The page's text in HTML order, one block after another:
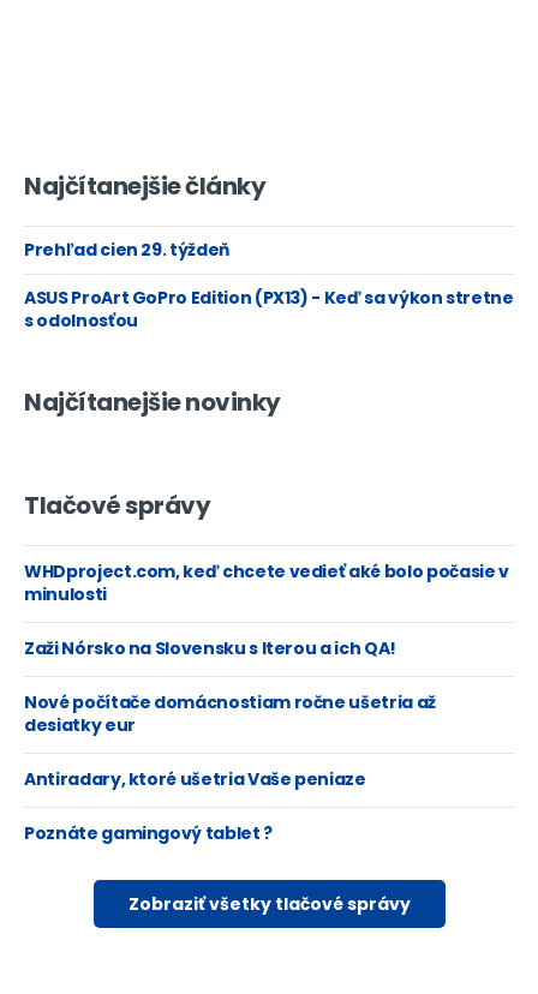
Najčítanejšie články
Prehľad cien 29. týždeň
ASUS ProArt GoPro Edition (PX13) - Keď sa výkon stretne
s odolnosťou
Najčítanejšie novinky
Tlačové správy
WHDproject.com, keď chcete vedieť aké bolo počasie v
minulosti
Zaži Nórsko na Slovensku s Iterou a ich QA!
Nové počítače domácnostiam ročne ušetria až
desiatky eur
Antiradary, ktoré ušetria Vaše peniaze
Poznáte gamingový tablet ?
Zobraziť všetky tlačové správy